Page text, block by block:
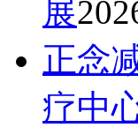
展
正念
疗中